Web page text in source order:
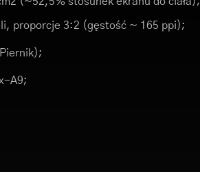
proporcje 3:2 (gęstość ~ 165 ppi);
A9;